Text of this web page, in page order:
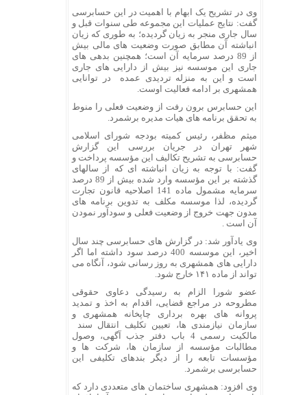
وی در تشریح یک ابهام با اهمیت در این حسابرسی
گفت: نتایج عملیات این مجموعه طی سنوات قبل و
سال جاری منجر به زیان گردیده؛ به طوری که زیان
انباشته آن مطابق صورت وضعیت های مالی بیش
از 89 درصد سرمایه آن است؛ همچنین بدهی های
جاری این موسسه نیز بیش از دارایی های جاری
است و این به منزله تردیدی عمده در توانایی
همشهری بر ادامه فعالیت اوست.
این حسابرس برون رفت از وضعیت فعلی را منوط
به تحقق برنامه های هیات مدیره برشمرد.
میثم مظفر، رئیس کمیته بودجه شورای اسلامی
شهر تهران در جریان بررسی این گزارش
حسابرسی به تشریح تکالیف این مؤسسه پرداخت و
گفت: با توجه به زیان انباشته ای که از سالهای
گذشته بر این مؤسسه وارد شده بیش از 89 درصد
سرمایه مشمول ماده 141 اصلاحیه قانون تجارت
گردیده، لذا موسسه مکلف به تدوین برنامه های
مدون جهت خروج از وضعیت فعلی و سودآور نمودن
آن است .
وی یادآور شد: در گزارش های حسابرسی چند سال
اخیر، این موسسه 400 درصد سود داشته اما اگر
دارایی های همشهری به روز رسانی شود، آنگاه می
تواند از ماده ۱۴۱ خارج شود.
عضو شورا الزام به رسیدگی دعاوی حقوقی
مطروحه در مراجع قضایی، اقدام به اخذ و تمدید
پروانه های بهره برداری چاپخانه همشهری و
سازمان نیازمندی ها، تعیین تکلیف انتقال سند
مالکیت رسمی 4 باب دفتر جذب آگهی، وصول
مطالبات مؤسسه از سازمان ها، شرکت ها و
مؤسسات تابعه را از دیگر بندهای تکلیفی این
حسابرسی برشمرد.
وی افزود: همشهری ساختمان های متعددی دارد که